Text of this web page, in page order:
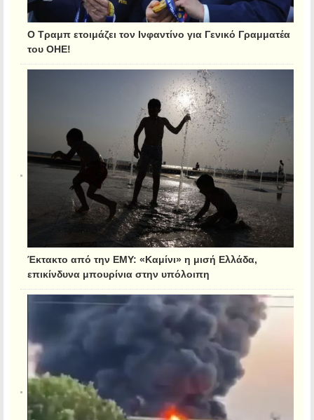
Ο Τραμπ ετοιμάζει τον Ινφαντίνο για Γενικό Γραμματέα
του ΟΗΕ!
Έκτακτο από την ΕΜΥ: «Καμίνι» η μισή Ελλάδα,
επικίνδυνα μπουρίνια στην υπόλοιπη